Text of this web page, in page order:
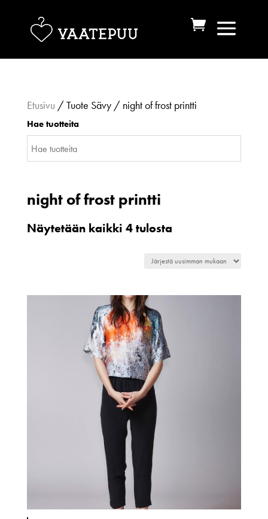
Etusivu / Tuote Sävy / night of frost printti
Hae tuotteita
night of frost printti
Näytetään kaikki 4 tulostaSorted